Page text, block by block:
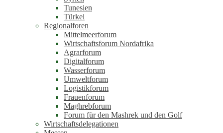
Tunesien
Türkei
Regionalforen
Mittelmeerforum
Wirtschaftsforum Nordafrika
Agrarforum
Digitalforum
Wasserforum
Umweltforum
Logistikforum
Frauenforum
Maghrebforum
Forum für den Mashrek und den Golf
Wirtschaftsdelegationen